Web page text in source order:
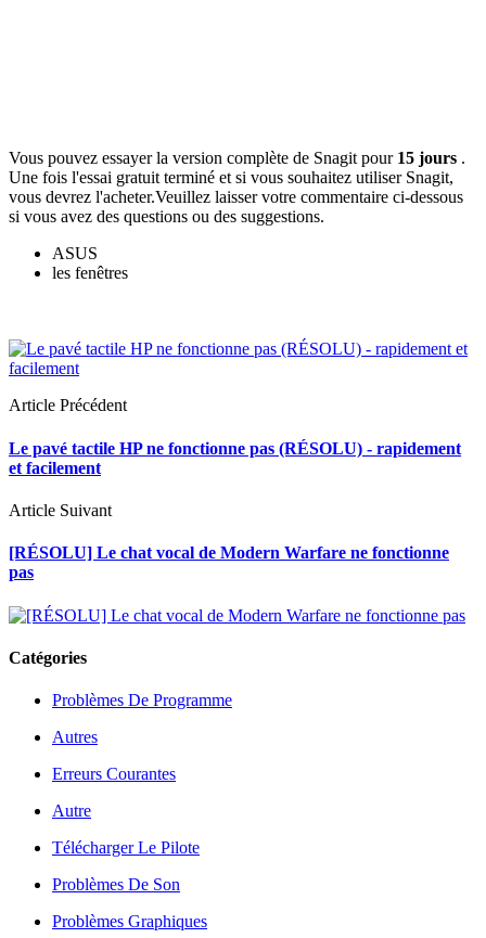
Vous pouvez essayer la version complète de Snagit pour 15 jours .
Une fois l'essai gratuit terminé et si vous souhaitez utiliser Snagit,
vous devrez l'acheter.Veuillez laisser votre commentaire ci-dessous
si vous avez des questions ou des suggestions.
ASUS
les fenêtres
Article Précédent
Le pavé tactile HP ne fonctionne pas (RÉSOLU) - rapidement
et facilement
Article Suivant
[RÉSOLU] Le chat vocal de Modern Warfare ne fonctionne
pas
Catégories
Problèmes De Programme
Autres
Erreurs Courantes
Autre
Télécharger Le Pilote
Problèmes De Son
Problèmes Graphiques